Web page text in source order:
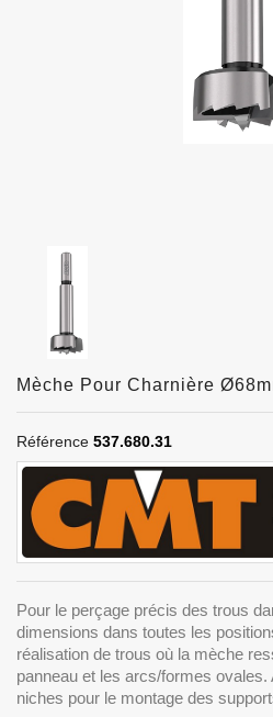
Mèche Pour Charnière
Référence 537.680.31
Pour le perçage précis des trous
dimensions dans toutes les
réalisation de trous où la mèche
panneau et les arcs/formes
niches pour le montage des